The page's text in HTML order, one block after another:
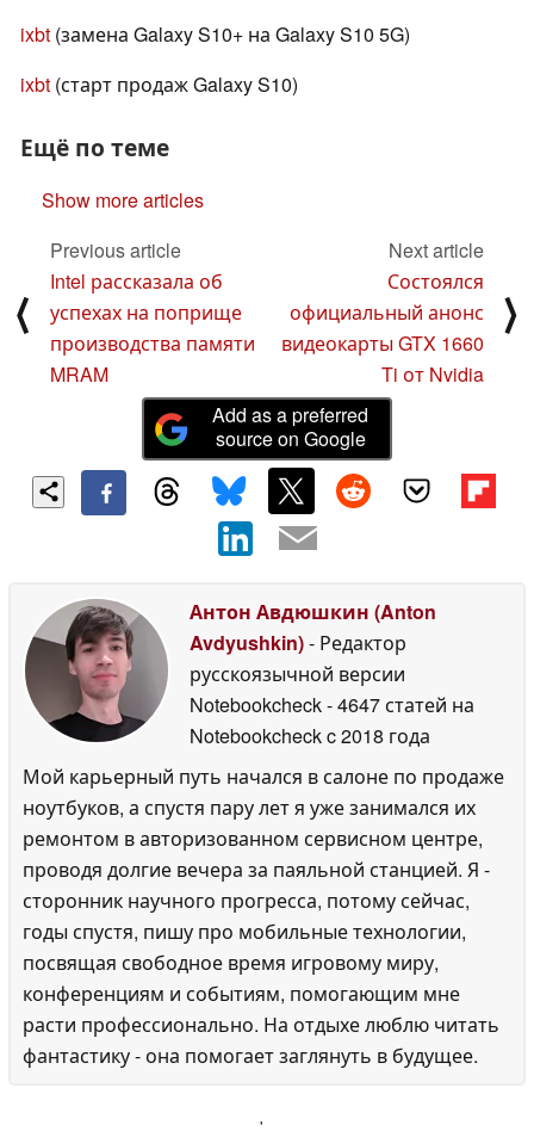
ixbt (замена Galaxy S10+ на Galaxy S10 5G)
ixbt (старт продаж Galaxy S10)
Ещё по теме
Show more articles
⟨
Previous article
Intel рассказала об
успехах на поприще
производства памяти
MRAM
Next article
Состоялся
официальный анонс
видеокарты GTX 1660
Ti от Nvidia
⟩
Add as a preferred
source on Google
Антон Авдюшкин (Anton
Avdyushkin)- Редактор
русскоязычной версии
Notebookcheck- 4647 статей на
Notebookcheckc 2018 года
Мой карьерный путь начался в салоне по продаже
ноутбуков, а спустя пару лет я уже занимался их
ремонтом в авторизованном сервисном центре,
проводя долгие вечера за паяльной станцией. Я -
сторонник научного прогресса, потому сейчас,
годы спустя, пишу про мобильные технологии,
посвящая свободное время игровому миру,
конференциям и событиям, помогающим мне
расти профессионально. На отдыхе люблю читать
фантастику - она помогает заглянуть в будущее.
'